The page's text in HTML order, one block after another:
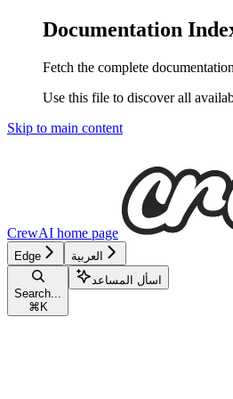
Documentation
Fetch the complete
Use this file to discover all
Skip to main content
CrewAI home page
Edge العربية
Search...
⌘ K
اسأل المساعد